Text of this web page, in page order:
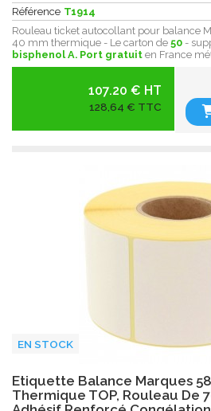
Référence T1914
Rouleau ticket autocollant pour balance
40 mm thermique - Le carton de 50 -
bisphenol A. Port gratuit en France
107.20 € HT
128,64 € TTC
EN STOCK
Etiquette Balance Marques
Thermique TOP, Rouleau De